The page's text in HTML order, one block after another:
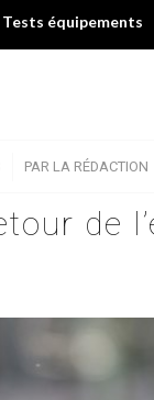
Tests équipements
PAR LA RÉDACTION
de